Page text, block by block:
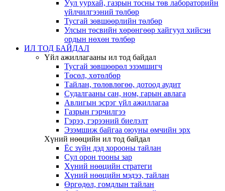
Уул уурхай, газрын тосны төв лабораторийн
үйлчилгээний төлбөр
Тусгай зөвшөөрлийн төлбөр
Улсын төсвийн хөрөнгөөр хайгуул хийсэн
ордын нөхөн төлбөр
ИЛ ТОД БАЙДАЛ
Үйл ажиллагааны ил тод байдал
Тусгай зөвшөөрөл эзэмшигч
Төсөл, хөтөлбөр
Тайлан, төлөвлөгөө, дотоод аудит
Судалгааны сан, ном, гарын авлага
Авлигын эсрэг үйл ажиллагаа
Газрын гэрчилгээ
Гэрээ, гэрээний биелэлт
Эзэмшиж байгаа оюуны өмчийн эрх
Хүний нөөцийн ил тод байдал
Ёс зүйн дэд хорооны тайлан
Сул орон тооны зар
Хүний нөөцийн стратеги
Хүний нөөцийн мэдээ, тайлан
Өргөдөл, гомдлын тайлан